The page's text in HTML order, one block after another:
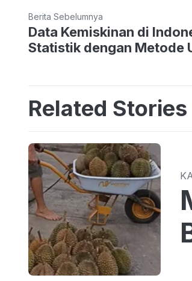
Berita Sebelumnya
Data Kemiskinan di
Statistik dengan Metode
Related Stories